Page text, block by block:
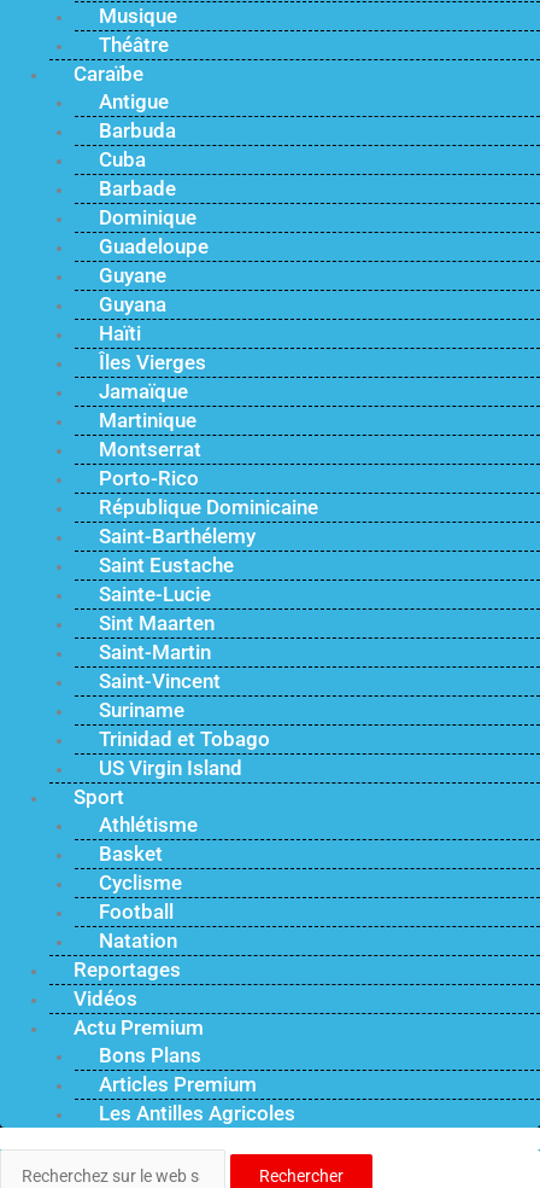
Musique
Théâtre
Caraïbe
Antigue
Barbuda
Cuba
Barbade
Dominique
Guadeloupe
Guyane
Guyana
Haïti
Îles Vierges
Jamaïque
Martinique
Montserrat
Porto-Rico
République Dominicaine
Saint-Barthélemy
Saint Eustache
Sainte-Lucie
Sint Maarten
Saint-Martin
Saint-Vincent
Suriname
Trinidad et Tobago
US Virgin Island
Sport
Athlétisme
Basket
Cyclisme
Football
Natation
Reportages
Vidéos
Actu Premium
Bons Plans
Articles Premium
Les Antilles Agricoles
Rechercher